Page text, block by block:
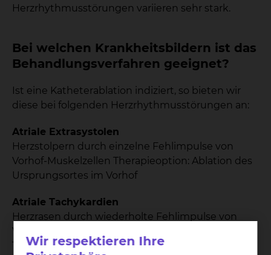
Herzrhythmusstörungen variieren sehr stark.
Bei welchen Krankheitsbildern ist das
Behandlungsverfahren geeignet?
Ist eine Katheterablation indiziert, so bieten wir
diese bei folgenden Herzrhythmusstörungen an:
Atriale Extrasystolen
Herzstolpern durch einzelne Fehlimpulse von
Vorhof-Muskelzellen Therapieoption: Ablation des
Ursprungsortes im Vorhof
Atriale Tachykardien
Herzrasen durch wiederholte Fehlimpulse von
Vorhof-Muskelzellen
Therapieoption: Ablation des Ursprungsortes im
Wir respektieren Ihre